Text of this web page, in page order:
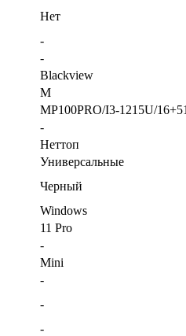
Нет
-
-
Blackview
M
MP100PRO/I3-1215U/
-
Неттоп
Универсальные
Черный
Windows
11 Pro
-
Mini
-
-
-